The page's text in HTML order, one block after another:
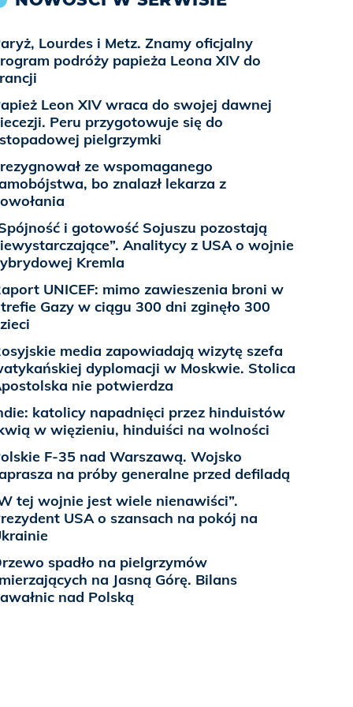
Lourdes i Metz. Znamy oficjalny
podróży papieża Leona XIV do
Leon XIV wraca do swojej dawnej
Peru przygotowuje się do
pielgrzymki
ze wspomaganego
bo znalazł lekarza z
i gotowość Sojuszu pozostają
Analitycy z USA o wojnie
Kremla
UNICEF: mimo zawieszenia broni w
Gazy w ciągu 300 dni zginęło 300
media zapowiadają wizytę szefa
dyplomacji w Moskwie. Stolica
nie potwierdza
katolicy napadnięci przez hinduistów
w więzieniu, hinduiści na wolności
F-35 nad Warszawą. Wojsko
na próby generalne przed defiladą
tej wojnie jest wiele nienawiści”.
USA o szansach na pokój na
spadło na pielgrzymów
na Jasną Górę. Bilans
nad Polską